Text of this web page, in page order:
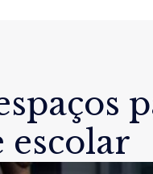
escolar